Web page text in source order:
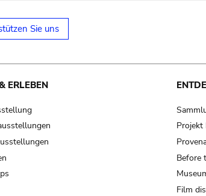
Sie uns
ERLEBEN
Projekt
Before
Film